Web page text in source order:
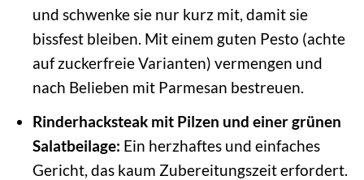
und schwenke sie nur kurz mit, damit sie
bissfest bleiben. Mit einem guten Pesto (achte
auf zuckerfreie Varianten) vermengen und
nach Belieben mit Parmesan bestreuen.
Rinderhacksteak mit Pilzen und einer grünen
Salatbeilage: Ein herzhaftes und einfaches
Gericht, das kaum Zubereitungszeit erfordert.